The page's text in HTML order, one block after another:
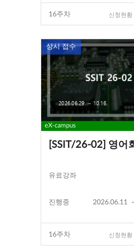
16주차 신청현황
상시 접수
eX-campus
[SSIT/26-02] 영어
유료강좌
진행중 2026.06.11
16주차 신청현황